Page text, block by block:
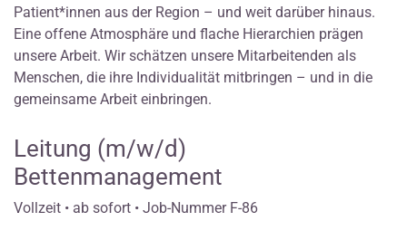
Patient*innen aus der Region – und weit darüber hinaus.
Eine offene Atmosphäre und flache Hierarchien prägen
unsere Arbeit. Wir schätzen unsere Mitarbeitenden als
Menschen, die ihre Individualität mitbringen – und in die
gemeinsame Arbeit einbringen.
Leitung (m/w/d)
Bettenmanagement
Vollzeit • ab sofort • Job-Nummer F-86